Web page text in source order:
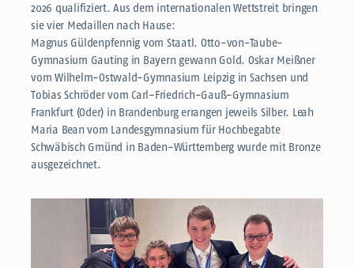
2026 qualifiziert. Aus dem internationalen Wettstreit bringen
sie vier Medaillen nach Hause:
Magnus Güldenpfennig vom Staatl. Otto-von-Taube-
Gymnasium Gauting in Bayern gewann Gold. Oskar Meißner
vom Wilhelm-Ostwald-Gymnasium Leipzig in Sachsen und
Tobias Schröder vom Carl-Friedrich-Gauß-Gymnasium
Frankfurt (Oder) in Brandenburg errangen jeweils Silber. Leah
Maria Bean vom Landesgymnasium für Hochbegabte
Schwäbisch Gmünd in Baden-Württemberg wurde mit Bronze
ausgezeichnet.